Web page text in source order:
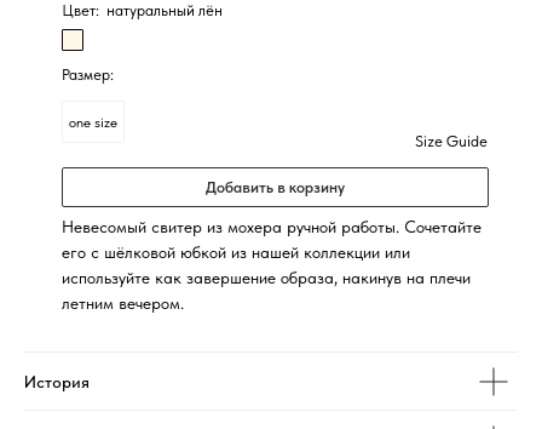
Добавить в корзину
Цвет:
Размер:
Size Guide
Невесомый свитер из мохера ручной работы. Сочетайте
его с шёлковой юбкой из нашей коллекции или
используйте как завершение образа, накинув на плечи
летним вечером.
one size
натуральный лён
История